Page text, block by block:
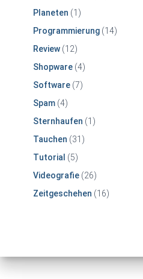
Planeten (1)
Programmierung (14)
Review (12)
Shopware (4)
Software (7)
Spam (4)
Sternhaufen (1)
Tauchen (31)
Tutorial (5)
Videografie (26)
Zeitgeschehen (16)